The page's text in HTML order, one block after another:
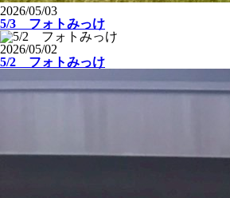
2026/05/03
5/3 フォトみっけ
2026/05/02
5/2 フォトみっけ